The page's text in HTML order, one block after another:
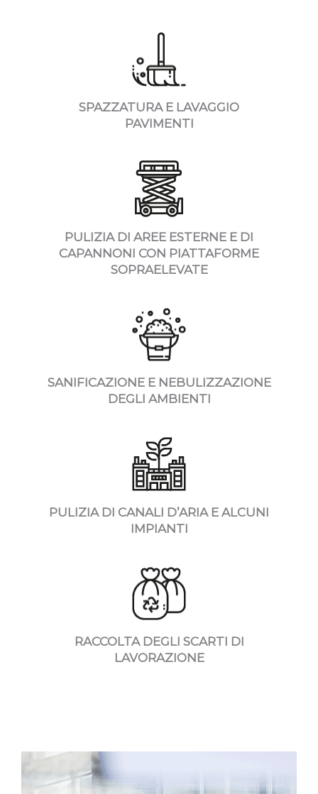
SPAZZATURA E LAVAGGIO
PAVIMENTI
PULIZIA DI AREE ESTERNE E DI
CAPANNONI CON PIATTAFORME
SOPRAELEVATE
SANIFICAZIONE E NEBULIZZAZIONE
DEGLI AMBIENTI
PULIZIA DI CANALI D’ARIA E ALCUNI
IMPIANTI
RACCOLTA DEGLI SCARTI DI
LAVORAZIONE